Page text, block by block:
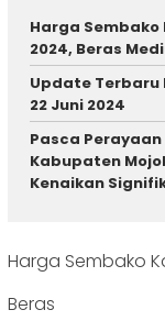
Harga
2024, Beras
Update Terbaru
22 Juni 2024
Pasca
Kabupaten
Kenaikan
Harga Sembako
Beras